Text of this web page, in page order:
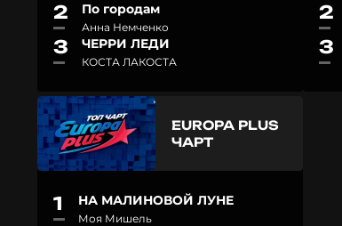
2 По городам
Анна Немченко
3 ЧЕРРИ ЛЕДИ
КОСТА ЛАКОСТА
2
3
EUROPA PLUS
ЧАРТ
1 НА МАЛИНОВОЙ ЛУНЕ
Моя Мишель